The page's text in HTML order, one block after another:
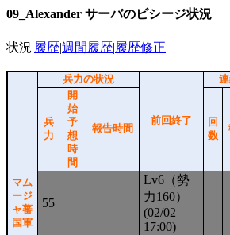
09_Alexander サーバのビシージ状況
状況|履歴|週間履歴|履歴修正
兵力の状況
前回終了
兵
力
開
始
予
想
時
間
報告時間
回
数
マム
ージ
ャ蕃
国軍
55
Lv6（勢
力160）
(02/02
17:00)